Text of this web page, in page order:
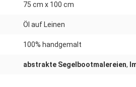
75 cm x 100 cm
Öl auf Leinen
100% handgemalt
abstrakte Segelbootmalereien,